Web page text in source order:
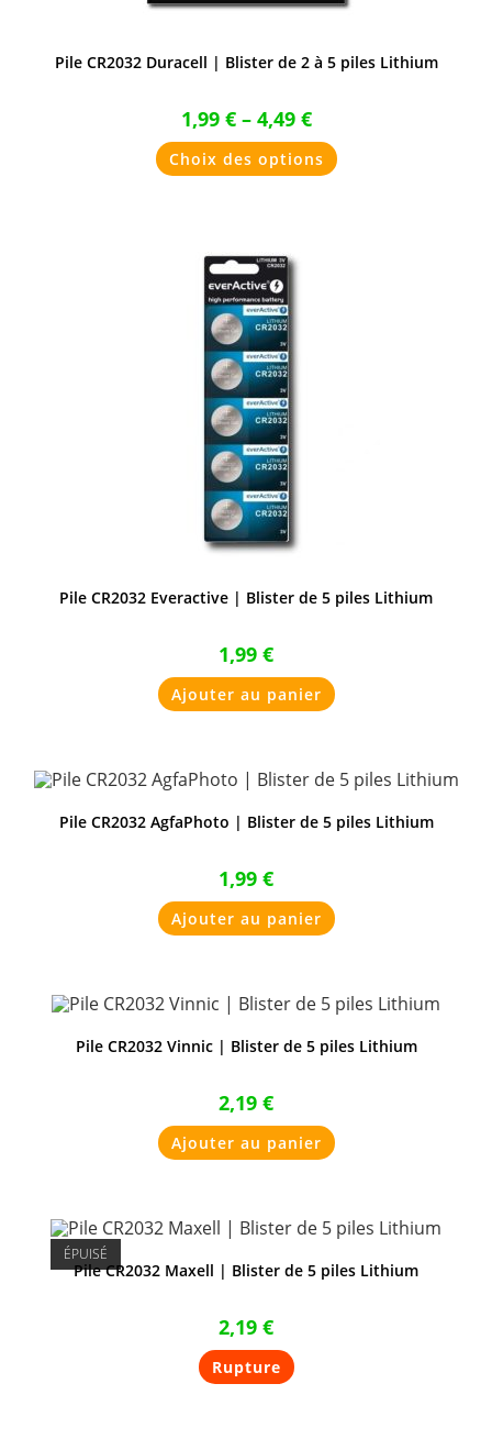
Pile CR2032 Duracell | Blister de 2 à 5 piles Lithium
1,99 €– 4,49 €
Choix des options
Ce
produit
Pile CR2032 Everactive | Blister de 5 piles Lithium
1,99 €
Ajouter au panier
Pile CR2032 AgfaPhoto | Blister de 5 piles Lithium
1,99 €
Ajouter au panier
Pile CR2032 Vinnic | Blister de 5 piles Lithium
2,19 €
Ajouter au panier
ÉPUISÉ
Pile CR2032 Maxell | Blister de 5 piles Lithium
2,19 €
Rupture